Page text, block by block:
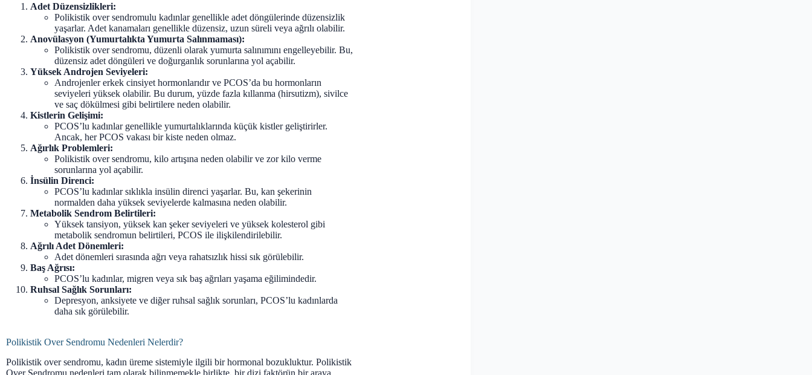
Adet Düzensizlikleri:
Polikistik over sendromulu kadınlar genellikle adet döngülerinde düzensizlik
yaşarlar. Adet kanamaları genellikle düzensiz, uzun süreli veya ağrılı olabilir.
Anovülasyon (Yumurtalıkta Yumurta Salınmaması):
Polikistik over sendromu, düzenli olarak yumurta salınımını engelleyebilir. Bu,
düzensiz adet döngüleri ve doğurganlık sorunlarına yol açabilir.
Yüksek Androjen Seviyeleri:
Androjenler erkek cinsiyet hormonlarıdır ve PCOS’da bu hormonların
seviyeleri yüksek olabilir. Bu durum, yüzde fazla kıllanma (hirsutizm), sivilce
ve saç dökülmesi gibi belirtilere neden olabilir.
Kistlerin Gelişimi:
PCOS’lu kadınlar genellikle yumurtalıklarında küçük kistler geliştirirler.
Ancak, her PCOS vakası bir kiste neden olmaz.
Ağırlık Problemleri:
Polikistik over sendromu, kilo artışına neden olabilir ve zor kilo verme
sorunlarına yol açabilir.
İnsülin Direnci:
PCOS’lu kadınlar sıklıkla insülin direnci yaşarlar. Bu, kan şekerinin
normalden daha yüksek seviyelerde kalmasına neden olabilir.
Metabolik Sendrom Belirtileri:
Yüksek tansiyon, yüksek kan şeker seviyeleri ve yüksek kolesterol gibi
metabolik sendromun belirtileri, PCOS ile ilişkilendirilebilir.
Ağrılı Adet Dönemleri:
Adet dönemleri sırasında ağrı veya rahatsızlık hissi sık görülebilir.
Baş Ağrısı:
PCOS’lu kadınlar, migren veya sık baş ağrıları yaşama eğilimindedir.
Ruhsal Sağlık Sorunları:
Depresyon, anksiyete ve diğer ruhsal sağlık sorunları, PCOS’lu kadınlarda
daha sık görülebilir.
Polikistik Over Sendromu Nedenleri Nelerdir?
Polikistik over sendromu, kadın üreme sistemiyle ilgili bir hormonal bozukluktur. Polikistik
Over Sendromu nedenleri tam olarak bilinmemekle birlikte, bir dizi faktörün bir araya